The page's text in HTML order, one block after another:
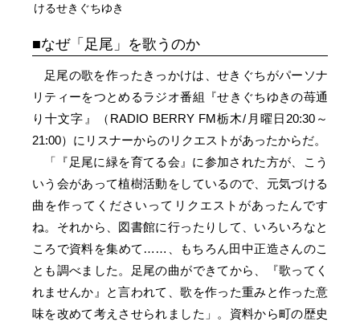
けるせきぐちゆき
なぜ「足尾」を歌うのか
足尾の歌を作ったきっかけは、せきぐちがパーソナ
リティーをつとめるラジオ番組『せきぐちゆきの苺通
り十文字』（RADIO BERRY FM栃木/月曜日20:30～
21:00）にリスナーからのリクエストがあったからだ。
「『足尾に緑を育てる会』に参加された方が、こう
いう会があって植樹活動をしているので、元気づける
曲を作ってくださいってリクエストがあったんです
ね。それから、図書館に行ったりして、いろいろなと
ころで資料を集めて……、もちろん田中正造さんのこ
とも調べました。足尾の曲ができてから、『歌ってく
れませんか』と言われて、歌を作った重みと作った意
味を改めて考えさせられました」。資料から町の歴史